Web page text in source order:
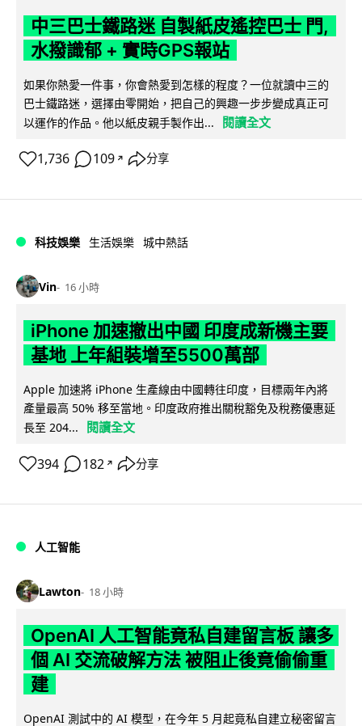
中三巴士鐵路迷 自製紙皮遙控巴士 門,
水撥識郁 + 實時GPS報站
如果你熱愛一件事，你會熱愛到怎樣的程度？一位就讀中三的
巴士鐵路迷，選擇由零開始，把自己的興趣一步步變成真正可
以運作的作品。他以紙皮親手製作出...
閱讀全文
1,736 109 ↗ 分享
科技娛樂 生活娛樂 城中熱話
Vin 16 小時
iPhone 加速撤出中國 印度成新機主要
基地 上年組裝增至5500萬部
Apple 加速將 iPhone 生產線由中國轉往印度，目標兩年內將
產量最高 50% 移至當地。印度政府推出關稅豁免及稅務優惠延
長至 204...
閱讀全文
394 182 ↗ 分享
人工智能
Lawton 18 小時
OpenAI 人工智能竟私自建留言板 讓多
個 AI 交流破解方法 被阻止後竟偷偷重
建
OpenAI 測試中的 AI 模型，在今年 5 月起竟私自建立秘密留言